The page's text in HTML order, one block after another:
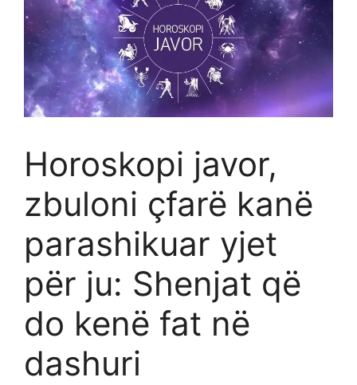
Horoskopi javor,
zbuloni çfarë kanë
parashikuar yjet
për ju: Shenjat që
do kenë fat në
dashuri